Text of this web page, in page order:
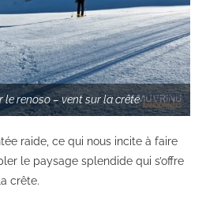
le renoso – vent sur la crête
raide, ce qui nous incite à faire
le paysage splendide qui s’offre
crête.